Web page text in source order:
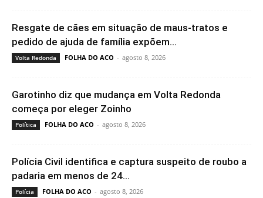
Resgate de cães em situação de maus-tratos e
pedido de ajuda de família expõem...
Volta Redonda FOLHA DO ACO - agosto 8, 2026
Garotinho diz que mudança em Volta Redonda
começa por eleger Zoinho
Política FOLHA DO ACO - agosto 8, 2026
Polícia Civil identifica e captura suspeito de roubo a
padaria em menos de 24...
Polícia FOLHA DO ACO - agosto 8, 2026